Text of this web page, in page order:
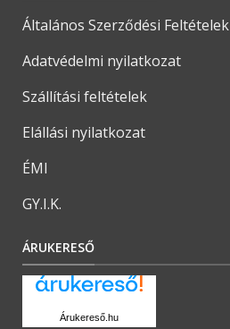
Általános Szerződési Feltételek
Adatvédelmi nyilatkozat
Szállítási feltételek
Elállási nyilatkozat
ÉMI
GY.I.K.
ÁRUKERESŐ
Árukereső.hu